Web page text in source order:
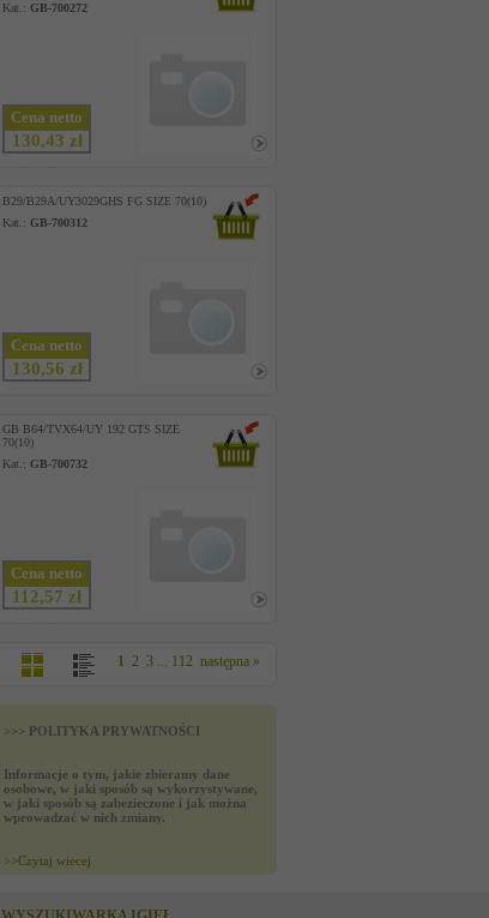
Kat.: GB-700272
Cena netto
130,43 zł
B29/B29A/UY3029GHS FG SIZE 70(10)
Kat.: GB-700312
Cena netto
130,56 zł
GB B64/TVX64/UY 192 GTS SIZE
70(10)
Kat.: GB-700732
Cena netto
112,57 zł
1 2 3 ... 112 następna »
>>> POLITYKA PRYWATNOŚCI
Informacje o tym, jakie zbieramy dane
osobowe, w jaki sposób są wykorzystywane,
w jaki sposób są zabezieczone i jak można
wprowadzać w nich zmiany.
>>Czytaj wiecej